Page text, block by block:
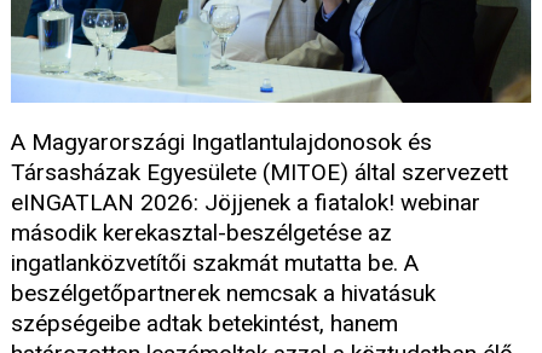
A Magyarországi Ingatlantulajdonosok és
Társasházak Egyesülete (MITOE) által szervezett
eINGATLAN 2026: Jöjjenek a fiatalok! webinar
második kerekasztal-beszélgetése az
ingatlanközvetítői szakmát mutatta be. A
beszélgetőpartnerek nemcsak a hivatásuk
szépségeibe adtak betekintést, hanem